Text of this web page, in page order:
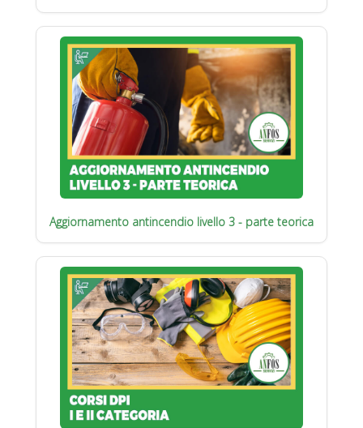
Aggiornamento antincendio livello 3 - parte teorica